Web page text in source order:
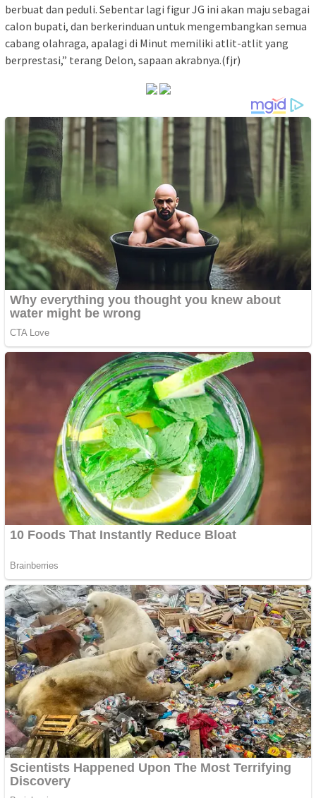
berbuat dan peduli. Sebentar lagi figur JG ini akan maju sebagai
calon bupati, dan berkerinduan untuk mengembangkan semua
cabang olahraga, apalagi di Minut memiliki atlit-atlit yang
berprestasi,” terang Delon, sapaan akrabnya.(fjr)